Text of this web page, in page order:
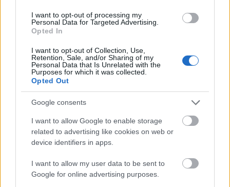
I want to opt-out of processing my
Personal Data for Targeted Advertising.
Opted In
I want to opt-out of Collection, Use,
Retention, Sale, and/or Sharing of my
Personal Data that Is Unrelated with the
Purposes for which it was collected.
Opted Out
Google consents
I want to allow Google to enable storage
related to advertising like cookies on web or
device identifiers in apps.
I want to allow my user data to be sent to
Google for online advertising purposes.
Már a viszonylag jól fizető romániai cégek is
egyre nehezebben találnak megfelelő
szakembereket, miután már nem csak
informatikusokból és mérnökökből krónikus a
hiány, az alacsony szakképzettséget igénylő
embereket találni. A vállalatok igyekeznek ezt
az űrt külföldiekkel betölteni: a holland Dutch
Trading International például szarvasmarha
telepein és tejbegyűjtő állomásain nepáliakat